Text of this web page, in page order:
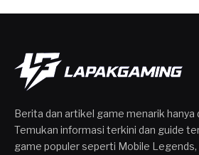
Berita dan artikel game menarik hanya
Temukan informasi terkini dan guide
game populer seperti Mobile Legends,